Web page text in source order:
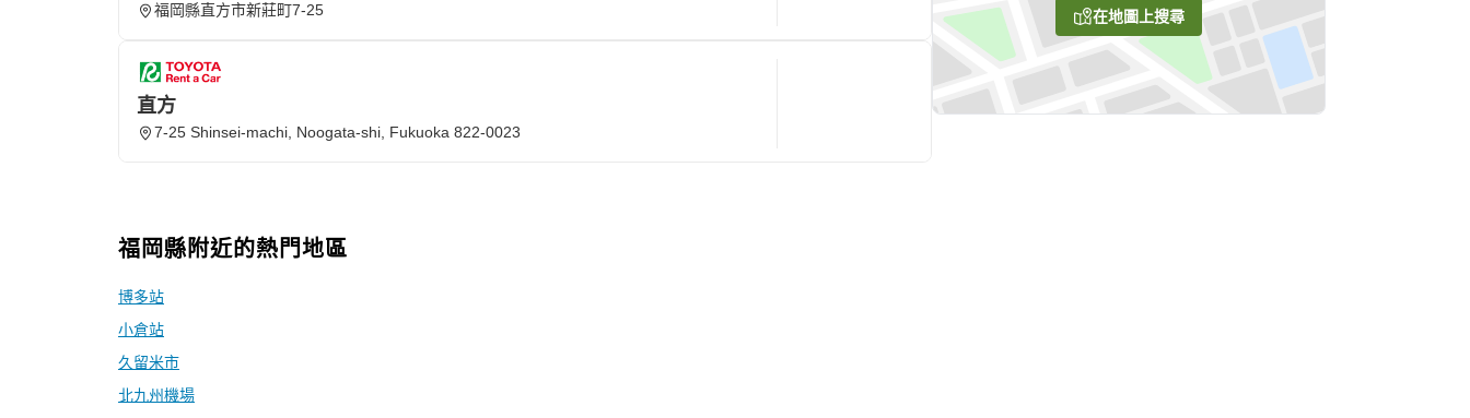
在地圖上搜尋
福岡縣直方市新莊町7-25
直方
7-25 Shinsei-machi, Noogata-shi, Fukuoka 822-0023
福岡縣附近的熱門地區
博多站
小倉站
久留米市
北九州機場